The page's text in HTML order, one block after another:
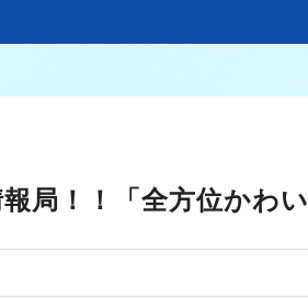
局！！「全方位かわ